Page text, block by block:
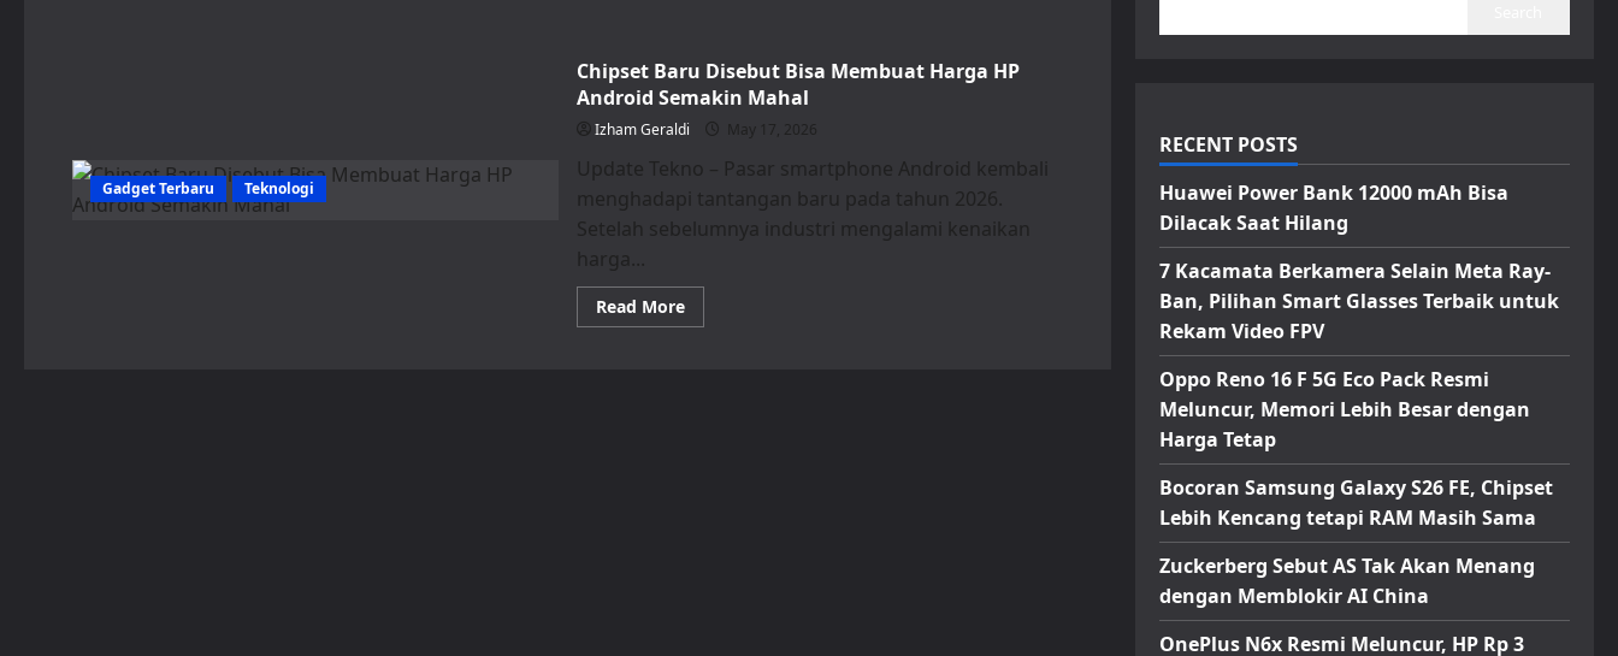
Gadget Terbaru Teknologi
Chipset Baru Disebut Bisa Membuat Harga HP
Android Semakin Mahal
Izham Geraldi May 17, 2026
Update Tekno – Pasar smartphone Android kembali
menghadapi tantangan baru pada tahun 2026.
Setelah sebelumnya industri mengalami kenaikan
harga...
Read MoreRead
more
RECENT POSTS
Huawei Power Bank 12000 mAh Bisa
Dilacak Saat Hilang
7 Kacamata Berkamera Selain Meta Ray-
Ban, Pilihan Smart Glasses Terbaik untuk
Rekam Video FPV
Oppo Reno 16 F 5G Eco Pack Resmi
Meluncur, Memori Lebih Besar dengan
Harga Tetap
Bocoran Samsung Galaxy S26 FE, Chipset
Lebih Kencang tetapi RAM Masih Sama
Zuckerberg Sebut AS Tak Akan Menang
dengan Memblokir AI China
OnePlus N6x Resmi Meluncur, HP Rp 3